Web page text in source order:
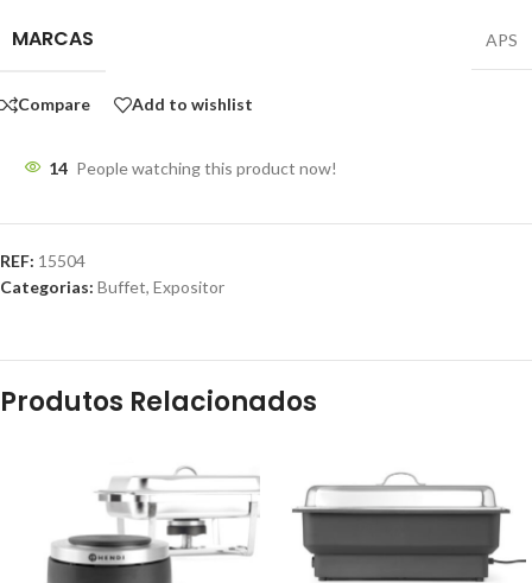
MARCAS APS
Compare Add to wishlist
14 People watching this product now!
REF: 15504
Categorias: Buffet, Expositor
Produtos Relacionados